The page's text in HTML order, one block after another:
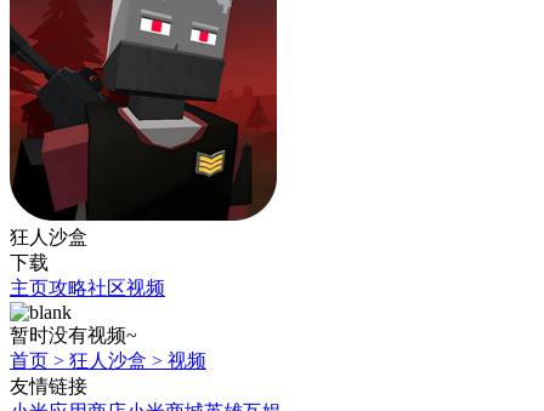
狂人沙盒
下载
主页攻略社区视频
暂时没有视频~
首页 > 狂人沙盒 > 视频
友情链接